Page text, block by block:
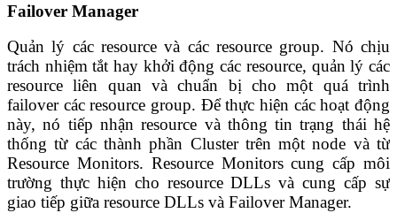
Failover Manager
Quản lý các resource và các resource group. Nó chịu
trách nhiệm tắt hay khởi động các resource, quản lý các
resource liên quan và chuẩn bị cho một quá trình
failover các resource group. Để thực hiện các hoạt động
này, nó tiếp nhận resource và thông tin trạng thái hệ
thống từ các thành phần Cluster trên một node và từ
Resource Monitors. Resource Monitors cung cấp môi
trường thực hiện cho resource DLLs và cung cấp sự
giao tiếp giữa resource DLLs và Failover Manager.